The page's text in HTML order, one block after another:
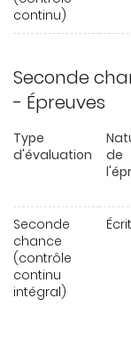
continu)
Seconde
- Épreuves
Type
d'évaluation
de
Seconde
chance
(contrôle
continu
intégral)
Écrit